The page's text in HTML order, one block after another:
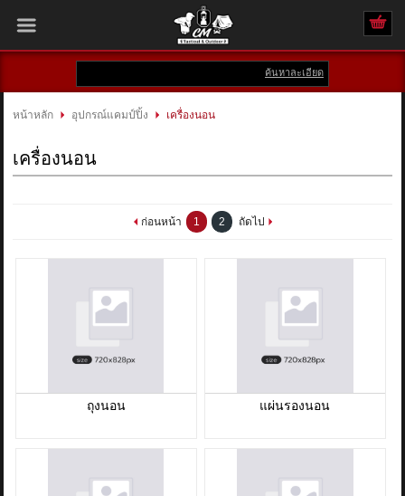
หน้าหลัก
บัญชีผู้ใช้
ค้นหาละเอียด
หน้าหลัก อุปกรณ์แคมป์ปิ้ง เครื่องนอน
เครื่องนอน
ก่อนหน้า 1 2 ถัดไป
ถุงนอน แผ่นรองนอน